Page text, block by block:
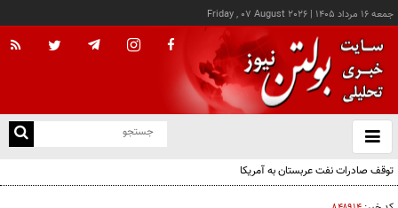
جمعه ۱۶ مرداد ۱۴۰۵ |
Friday , 07 August 2026
باز
و
توقف صادرات نفت عربستان به آمریکا